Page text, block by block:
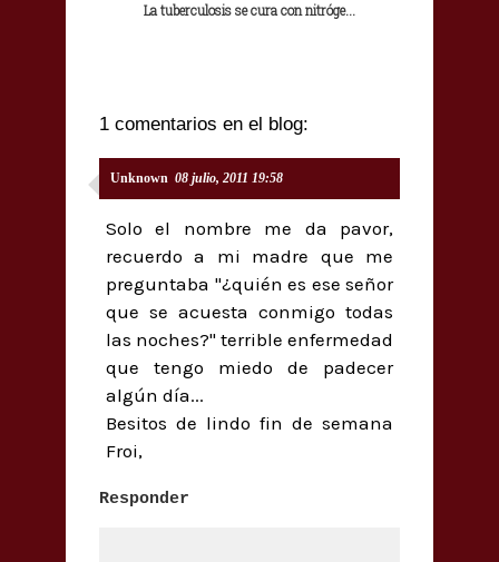
La tuberculosis se cura con nitróge...
1 comentarios en el blog:
Unknown 08 julio, 2011 19:58
Solo el nombre me da pavor,
recuerdo a mi madre que me
preguntaba "¿quién es ese señor
que se acuesta conmigo todas
las noches?" terrible enfermedad
que tengo miedo de padecer
algún día...
Besitos de lindo fin de semana
Froi,
Responder